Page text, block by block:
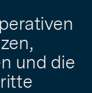
und die